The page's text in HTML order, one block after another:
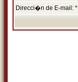
Direcci�n de E-mail: *